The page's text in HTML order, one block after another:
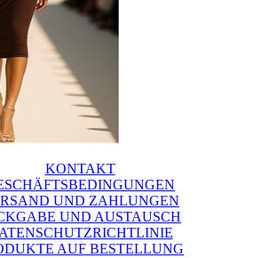
KONTAKT
UND ZAHLUNGEN
UND AUSTAUSCH
AUF BESTELLUNG